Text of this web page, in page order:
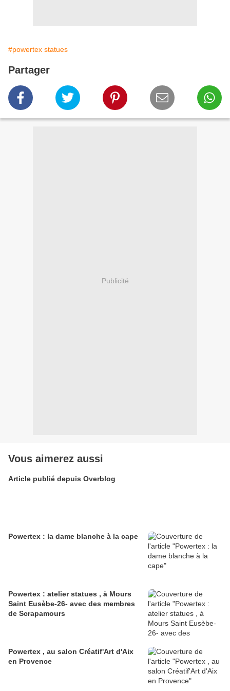
#powertex statues
Partager
Publicité
Vous aimerez aussi
Article publié depuis Overblog
Powertex : la dame blanche à la cape
Powertex : atelier statues , à Mours
Saint Eusèbe-26- avec des membres
de Scrapamours
Powertex , au salon Créatif'Art d'Aix
en Provence